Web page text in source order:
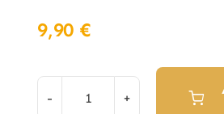
9,90 €
Vino